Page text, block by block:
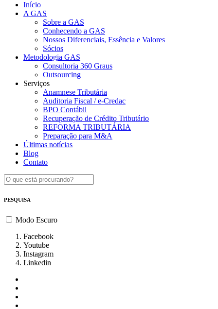
Início
A GAS
Sobre a GAS
Conhecendo a GAS
Nossos Diferenciais, Essência e Valores
Sócios
Metodologia GAS
Consultoria 360 Graus
Outsourcing
Serviços
Anamnese Tributária
Auditoria Fiscal / e-Credac
BPO Contábil
Recuperação de Crédito Tributário
REFORMA TRIBUTÁRIA
Preparação para M&A
Últimas notícias
Blog
Contato
PESQUISA
Modo Escuro
Facebook
Youtube
Instagram
Linkedin